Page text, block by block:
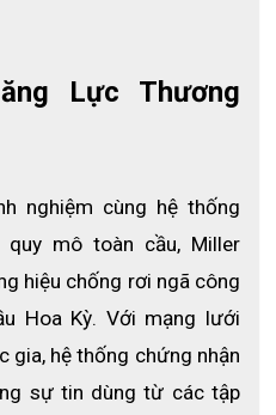
Lực Thương
nghiệm cùng hệ thống
mô toàn cầu, Miller
hiệu chống rơi ngã công
Hoa Kỳ. Với mạng lưới
gia, hệ thống chứng nhận
sự tin dùng từ các tập